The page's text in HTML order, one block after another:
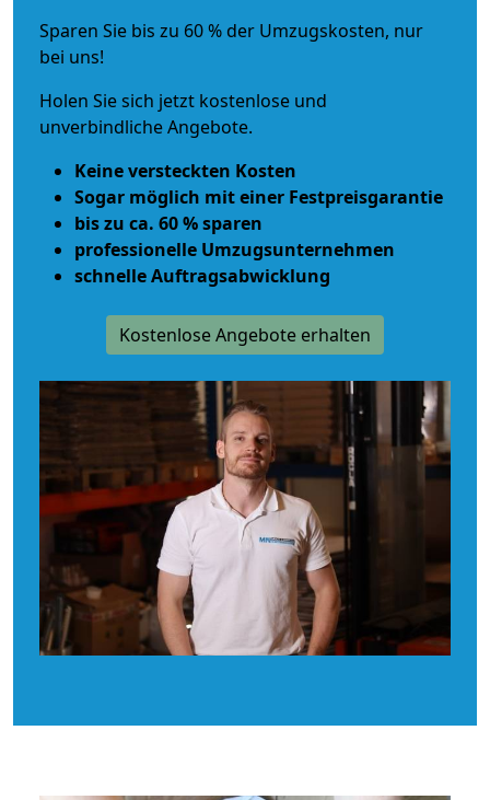
Sparen Sie bis zu 60 % der Umzugskosten, nur
bei uns!
Holen Sie sich jetzt kostenlose und
unverbindliche Angebote.
Keine versteckten Kosten
Sogar möglich mit einer Festpreisgarantie
bis zu ca. 60 % sparen
professionelle Umzugsunternehmen
schnelle Auftragsabwicklung
Kostenlose Angebote erhalten